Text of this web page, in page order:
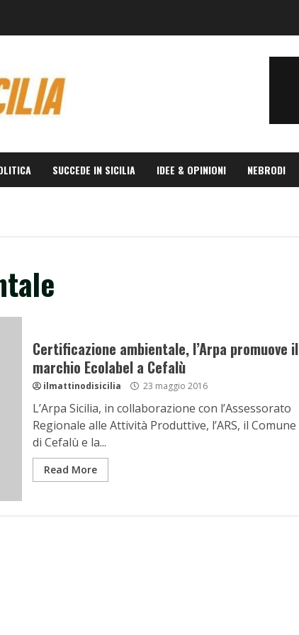
SUCCEDE IN SICILIA IDEE & OPINIONI NEBRODI
Certificazione ambientale, l’Arpa promuove il
marchio Ecolabel a Cefalù
ilmattinodisicilia 23 maggio 2016
L’Arpa Sicilia, in collaborazione con l’Assessorato
Regionale alle Attività Produttive, l’ARS, il Comune
di Cefalù e la...
Read More